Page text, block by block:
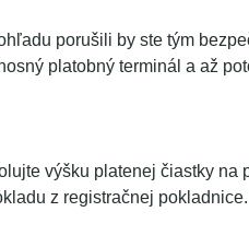
porušili by ste tým
platobný terminál a až
výšku platenej čiastky na
z registračnej